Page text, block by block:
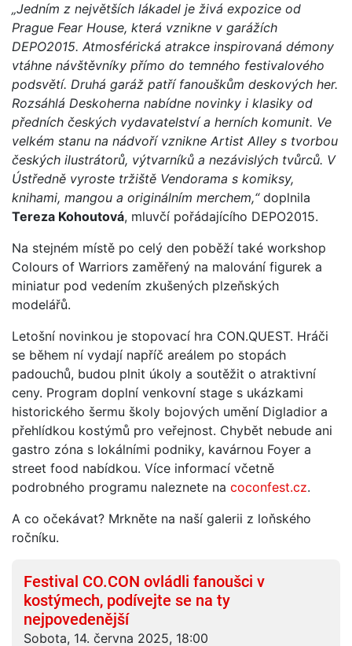
„Jedním z největších lákadel je živá expozice od
Prague Fear House, která vznikne v garážích
DEPO2015. Atmosférická atrakce inspirovaná démony
vtáhne návštěvníky přímo do temného festivalového
podsvětí. Druhá garáž patří fanouškům deskových her.
Rozsáhlá Deskoherna nabídne novinky i klasiky od
předních českých vydavatelství a herních komunit. Ve
velkém stanu na nádvoří vznikne Artist Alley s tvorbou
českých ilustrátorů, výtvarníků a nezávislých tvůrců. V
Ústředně vyroste tržiště Vendorama s komiksy,
knihami, mangou a originálním merchem,“doplnila
Tereza Kohoutová, mluvčí pořádajícího DEPO2015.
Na stejném místě po celý den poběží také workshop
Colours of Warriors zaměřený na malování figurek a
miniatur pod vedením zkušených plzeňských
modelářů.
Letošní novinkou je stopovací hra CON.QUEST. Hráči
se během ní vydají napříč areálem po stopách
padouchů, budou plnit úkoly a soutěžit o atraktivní
ceny. Program doplní venkovní stage s ukázkami
historického šermu školy bojových umění Digladior a
přehlídkou kostýmů pro veřejnost. Chybět nebude ani
gastro zóna s lokálními podniky, kavárnou Foyer a
street food nabídkou. Více informací včetně
podrobného programu naleznete na coconfest.cz.
A co očekávat? Mrkněte na naší galerii z loňského
ročníku.
Festival CO.CON ovládli fanoušci v
kostýmech, podívejte se na ty
nejpovedenější
Sobota, 14. června 2025, 18:00